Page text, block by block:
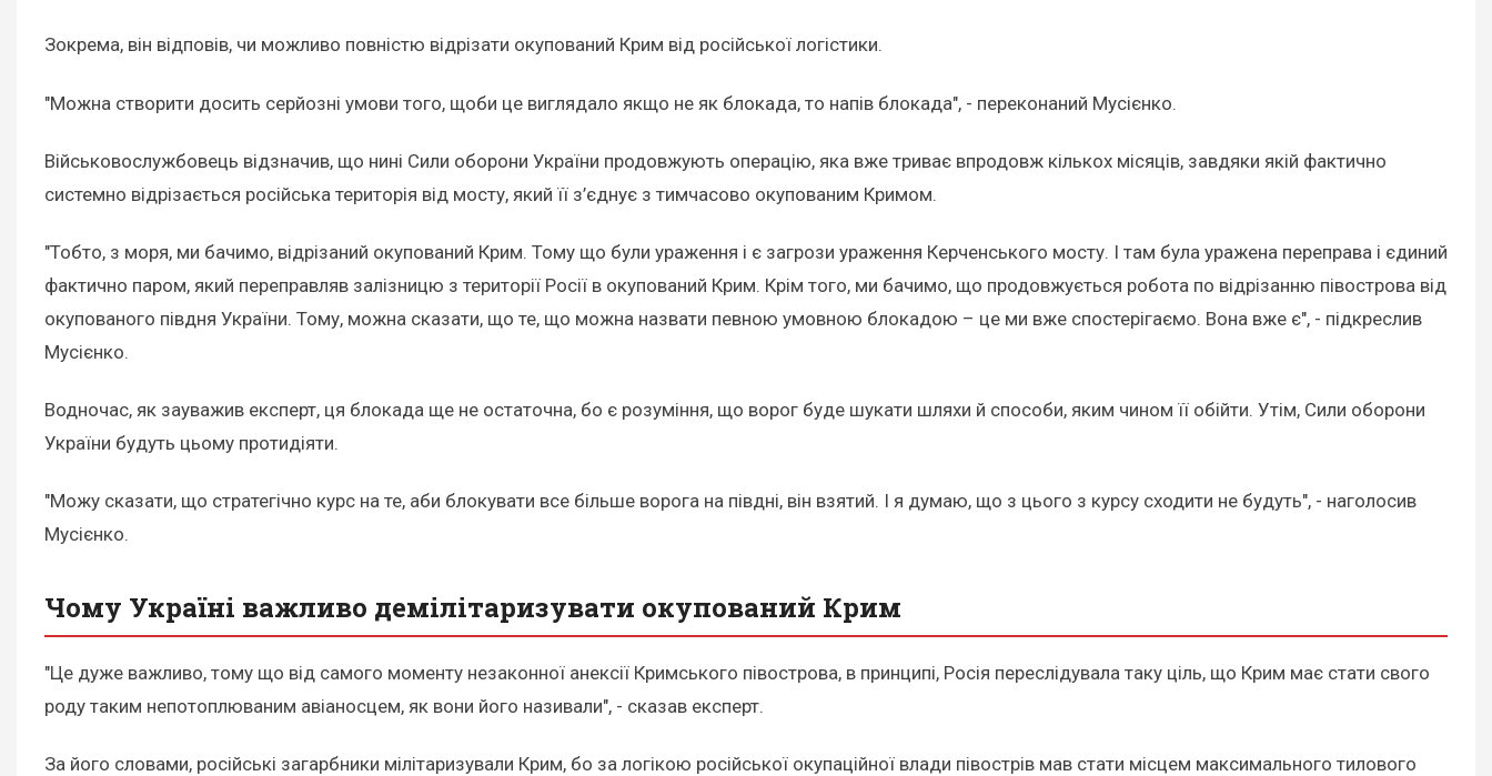
Зокрема, він відповів, чи можливо повністю відрізати окупований Крим від російської логістики.
"Можна створити досить серйозні умови того, щоби це виглядало якщо не як блокада, то напів блокада", - переконаний Мусієнко.
Військовослужбовець відзначив, що нині Сили оборони України продовжують операцію, яка вже триває впродовж кількох місяців, завдяки якій фактично
системно відрізається російська територія від мосту, який її з’єднує з тимчасово окупованим Кримом.
"Тобто, з моря, ми бачимо, відрізаний окупований Крим. Тому що були ураження і є загрози ураження Керченського мосту. І там була уражена переправа і єдиний
фактично паром, який переправляв залізницю з території Росії в окупований Крим. Крім того, ми бачимо, що продовжується робота по відрізанню півострова від
окупованого півдня України. Тому, можна сказати, що те, що можна назвати певною умовною блокадою – це ми вже спостерігаємо. Вона вже є", - підкреслив
Мусієнко.
Водночас, як зауважив експерт, ця блокада ще не остаточна, бо є розуміння, що ворог буде шукати шляхи й способи, яким чином її обійти. Утім, Сили оборони
України будуть цьому протидіяти.
"Можу сказати, що стратегічно курс на те, аби блокувати все більше ворога на півдні, він взятий. І я думаю, що з цього з курсу сходити не будуть", - наголосив
Мусієнко.
Чому Україні важливо демілітаризувати окупований Крим
"Це дуже важливо, тому що від самого моменту незаконної анексії Кримського півострова, в принципі, Росія переслідувала таку ціль, що Крим має стати свого
роду таким непотоплюваним авіаносцем, як вони його називали", - сказав експерт.
За його словами, російські загарбники мілітаризували Крим, бо за логікою російської окупаційної влади півострів мав стати місцем максимального тилового